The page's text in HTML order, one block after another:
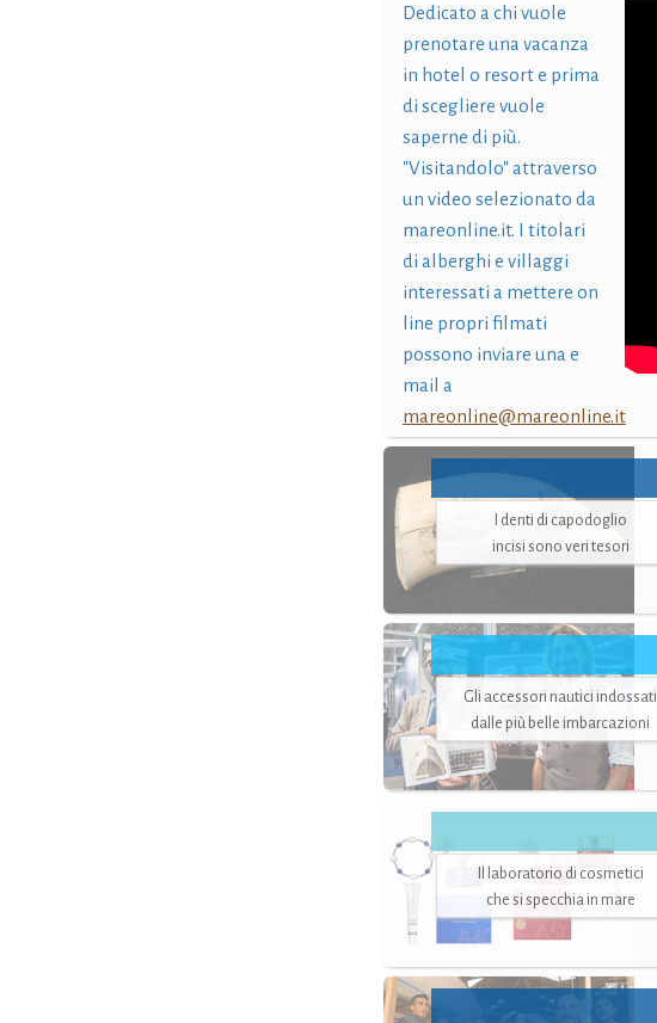
Dedicato a chi vuole
prenotare una vacanza
in hotel o resort e prima
di scegliere vuole
saperne di più.
"Visitandolo" attraverso
un video selezionato da
mareonline.it. I titolari
di alberghi e villaggi
interessati a mettere on
line propri filmati
possono inviare una e
mail a
mareonline@mareonline.it
I denti di capodoglio
incisi sono veri tesori
Gli accessori nautici indossati
dalle più belle imbarcazioni
Il laboratorio di cosmetici
che si specchia in mare